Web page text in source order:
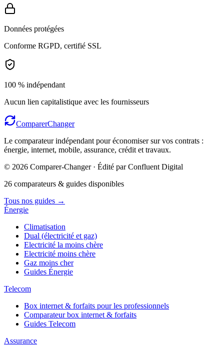
Données protégées
Conforme RGPD, certifié SSL
100 % indépendant
Aucun lien capitalistique avec les fournisseurs
ComparerChanger
Le comparateur indépendant pour économiser sur vos contrats :
énergie, internet, mobile, assurance, crédit et travaux.
© 2026 Comparer-Changer · Édité par Confluent Digital
26 comparateurs & guides disponibles
Tous nos guides →
Énergie
Climatisation
Dual (électricité et gaz)
Electricité la moins chère
Electricité moins chère
Gaz moins cher
Guides Énergie
Telecom
Box internet & forfaits pour les professionnels
Comparateur box internet & forfaits
Guides Telecom
Assurance